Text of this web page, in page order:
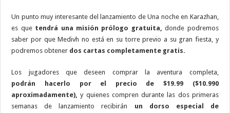
Un punto muy interesante del lanzamiento de Una noche en Karazhan,
es que tendrá una misión prólogo gratuita, donde podremos
saber por que Medivh no está en su torre previo a su gran fiesta, y
podremos obtener dos cartas completamente gratis.
Los jugadores que deseen comprar la aventura completa,
podrán hacerlo por el precio de $19.99 ($10.990
aproximadamente), y quienes compren durante las dos primeras
semanas de lanzamiento recibirán un dorso especial de